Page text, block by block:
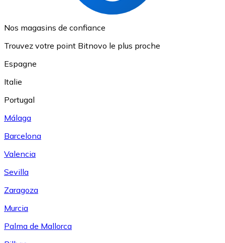
Nos magasins de confiance
Trouvez votre point Bitnovo le plus proche
Espagne
Italie
Portugal
Málaga
Barcelona
Valencia
Sevilla
Zaragoza
Murcia
Palma de Mallorca